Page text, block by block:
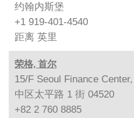
约翰内斯堡
+1 919-401-4540
距离 英里
荣格, 首尔
15/F Seoul Finance
中区太平路 1 街 04520
+82 2 760 8885